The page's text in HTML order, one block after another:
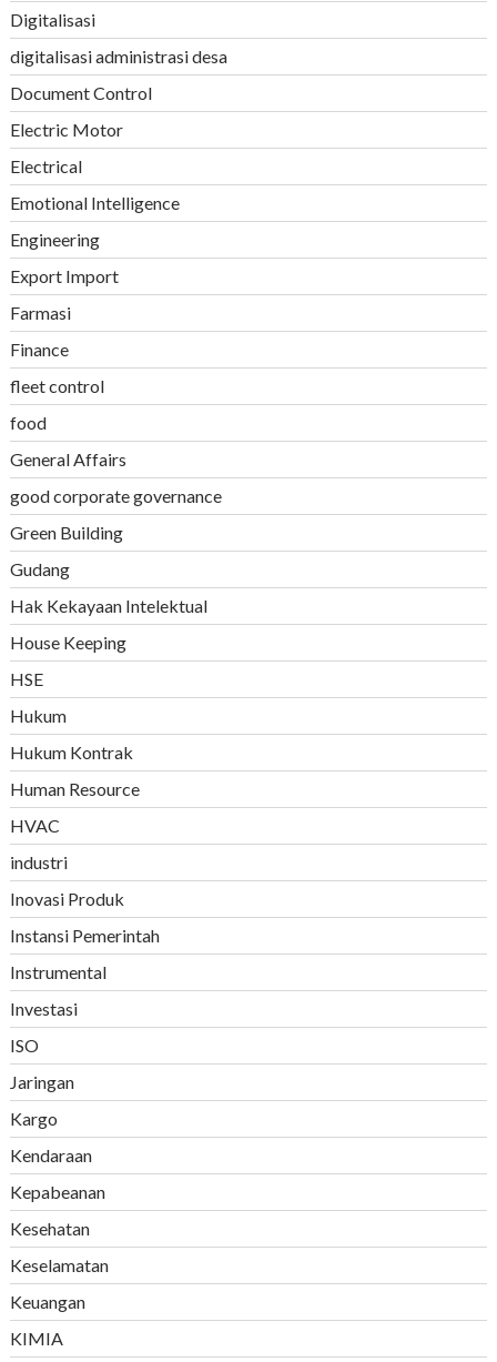
Digitalisasi
digitalisasi administrasi desa
Document Control
Electric Motor
Electrical
Emotional Intelligence
Engineering
Export Import
Farmasi
Finance
fleet control
food
General Affairs
good corporate governance
Green Building
Gudang
Hak Kekayaan Intelektual
House Keeping
HSE
Hukum
Hukum Kontrak
Human Resource
HVAC
industri
Inovasi Produk
Instansi Pemerintah
Instrumental
Investasi
ISO
Jaringan
Kargo
Kendaraan
Kepabeanan
Kesehatan
Keselamatan
Keuangan
KIMIA